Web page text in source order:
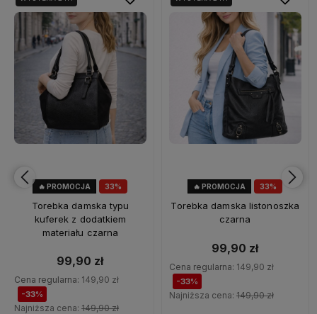
33%
🔥 PROMOCJA
Torebka damska typu
kuferek z dodatkiem
materiału czarna
99,90 zł
Cena regularna: 149,90 zł
-33%
Najniższa cena:149,90 zł
33%
🔥 PROMOCJA
Torebka damska listonoszka
czarna
99,90 zł
Cena regularna: 149,90 zł
-33%
Najniższa cena: 149,90 zł